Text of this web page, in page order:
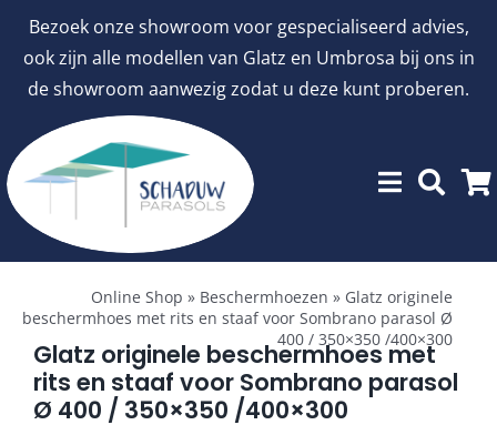
Bezoek onze showroom voor gespecialiseerd advies,
ook zijn alle modellen van Glatz en Umbrosa bij ons in
de showroom aanwezig zodat u deze kunt proberen.
inhoud
Toggle
Navigation
aanbiedingen
Stokparasols
Online Shop » Beschermhoezen » Glatz originele
beschermhoes met rits en staaf voor Sombrano parasol Ø
400 / 350×350 /400×300
Glatz originele beschermhoes met
rits en staaf voor Sombrano parasol
Ø 400 / 350×350 /400×300